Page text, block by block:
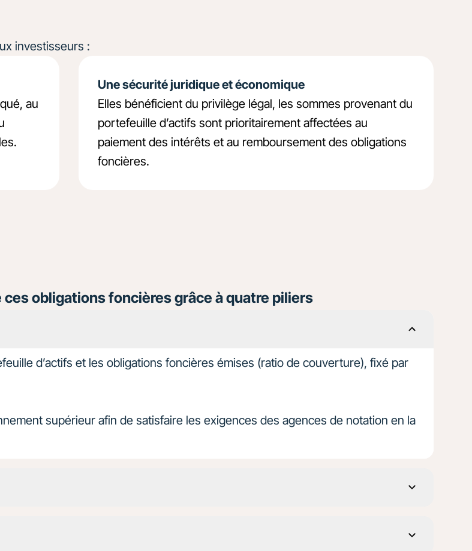
investisseurs :
au
Une sécurité juridique et économique
Elles bénéficient du privilège légal, les sommes provenant du
portefeuille d’actifs sont prioritairement affectées au
paiement des intérêts et au remboursement des obligations
foncières.
obligations foncières grâce à quatre piliers
d’actifs et les obligations foncières émises (ratio de couverture), fixé par
supérieur afin de satisfaire les exigences des agences de notation en la